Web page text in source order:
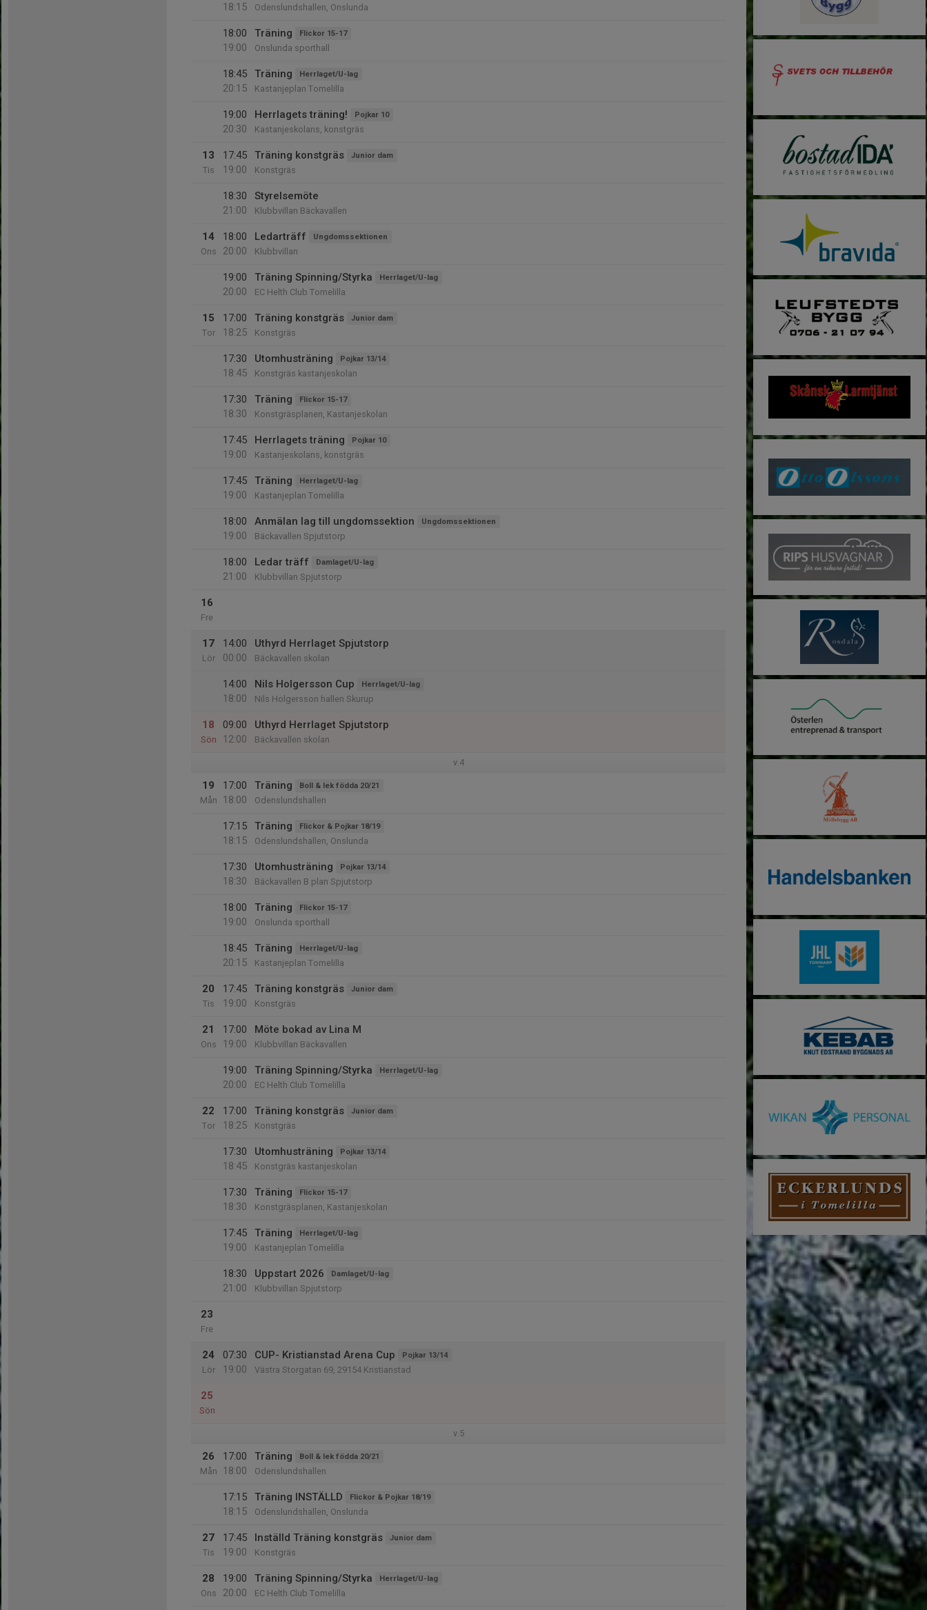
18:15
Odenslundshallen, Onslunda
18:00
19:00
Träning Flickor 15-17
Onslunda sporthall
18:45
20:15
Träning Herrlaget/U-lag
Kastanjeplan Tomelilla
19:00
20:30
Herrlagets träning! Pojkar 10
Kastanjeskolans, konstgräs
13
Tis
17:45
19:00
Träning konstgräs Junior dam
Konstgräs
18:30
21:00
Styrelsemöte
Klubbvillan Bäckavallen
14
Ons
18:00
20:00
Ledarträff Ungdomssektionen
Klubbvillan
19:00
20:00
Träning Spinning/Styrka Herrlaget/U-lag
EC Helth Club Tomelilla
15
Tor
17:00
18:25
Träning konstgräs Junior dam
Konstgräs
17:30
18:45
Utomhusträning Pojkar 13/14
Konstgräs kastanjeskolan
17:30
18:30
Träning Flickor 15-17
Konstgräsplanen, Kastanjeskolan
17:45
19:00
Herrlagets träning Pojkar 10
Kastanjeskolans, konstgräs
17:45
19:00
Träning Herrlaget/U-lag
Kastanjeplan Tomelilla
18:00
19:00
Anmälan lag till ungdomssektion Ungdomssektionen
Bäckavallen Spjutstorp
18:00
21:00
Ledar träff Damlaget/U-lag
Klubbvillan Spjutstorp
16
Fre
17
Lör
14:00
00:00
Uthyrd Herrlaget Spjutstorp
Bäckavallen skolan
14:00
18:00
Nils Holgersson Cup Herrlaget/U-lag
Nils Holgersson hallen Skurup
18
Sön
09:00
12:00
Uthyrd Herrlaget Spjutstorp
Bäckavallen skolan
v.4
19
Mån
17:00
18:00
Träning Boll & lek födda 20/21
Odenslundshallen
17:15
18:15
Träning Flickor & Pojkar 18/19
Odenslundshallen, Onslunda
17:30
18:30
Utomhusträning Pojkar 13/14
Bäckavallen B plan Spjutstorp
18:00
19:00
Träning Flickor 15-17
Onslunda sporthall
18:45
20:15
Träning Herrlaget/U-lag
Kastanjeplan Tomelilla
20
Tis
17:45
19:00
Träning konstgräs Junior dam
Konstgräs
21
Ons
17:00
19:00
Möte bokad av Lina M
Klubbvillan Bäckavallen
19:00
20:00
Träning Spinning/Styrka Herrlaget/U-lag
EC Helth Club Tomelilla
22
Tor
17:00
18:25
Träning konstgräs Junior dam
Konstgräs
17:30
18:45
Utomhusträning Pojkar 13/14
Konstgräs kastanjeskolan
17:30
18:30
Träning Flickor 15-17
Konstgräsplanen, Kastanjeskolan
17:45
19:00
Träning Herrlaget/U-lag
Kastanjeplan Tomelilla
18:30
21:00
Uppstart 2026 Damlaget/U-lag
Klubbvillan Spjutstorp
23
Fre
24
Lör
07:30
19:00
CUP- Kristianstad Arena Cup Pojkar 13/14
Västra Storgatan 69, 29154 Kristianstad
25
Sön
v.5
26
Mån
17:00
18:00
Träning Boll & lek födda 20/21
Odenslundshallen
17:15
18:15
Träning INSTÄLLD Flickor & Pojkar 18/19
Odenslundshallen, Onslunda
27
Tis
17:45
19:00
Inställd Träning konstgräs Junior dam
Konstgräs
28
Ons
19:00
20:00
Träning Spinning/Styrka Herrlaget/U-lag
EC Helth Club Tomelilla